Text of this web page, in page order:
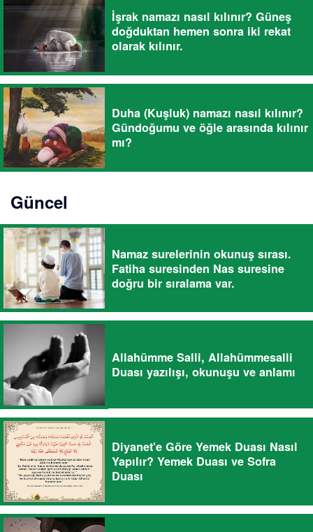
İşrak namazı nasıl kılınır? Güneş
doğduktan hemen sonra iki rekat
olarak kılınır.
Duha (Kuşluk) namazı nasıl kılınır?
Gündoğumu ve öğle arasında kılınır
mı?
Güncel
Namaz surelerinin okunuş sırası.
Fatiha suresinden Nas suresine
doğru bir sıralama var.
Allahümme Salli, Allahümmesalli
Duası yazılışı, okunuşu ve anlamı
Diyanet'e Göre Yemek Duası Nasıl
Yapılır? Yemek Duası ve Sofra
Duası